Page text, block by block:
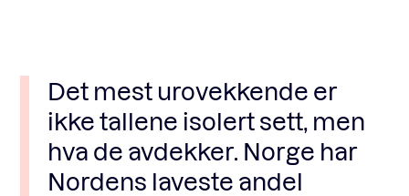
Det mest urovekkende er
ikke tallene isolert sett, men
hva de avdekker. Norge har
Nordens laveste andel